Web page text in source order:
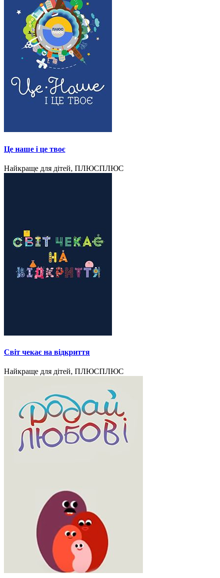
Це наше і це твоє
Найкраще для дітей, ПЛЮСПЛЮС
Світ чекає на відкриття
Найкраще для дітей, ПЛЮСПЛЮС